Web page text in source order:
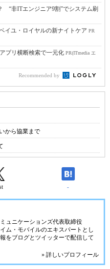
“非ITエンジニア9割”でシステム刷
イユ・ロイヤルの新ナイトケア PR
プリ横断検索で一元化 PR(ITmedia エ
Recommended by
から協業まで
-
ュニケーションズ代表取締役
ム・モバイルのエキスパートとし
をブログとツイッターで配信して
» 詳しいプロフィール